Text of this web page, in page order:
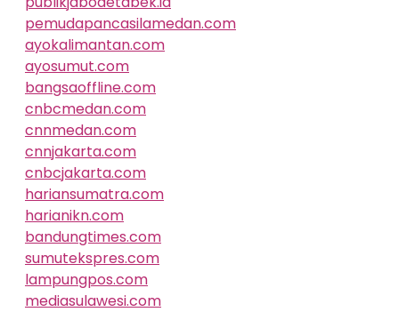
pemudapancasilamedan.com
ayokalimantan.com
ayosumut.com
bangsaoffline.com
cnbcmedan.com
cnnmedan.com
cnnjakarta.com
cnbcjakarta.com
hariansumatra.com
harianikn.com
bandungtimes.com
sumutekspres.com
lampungpos.com
mediasulawesi.com